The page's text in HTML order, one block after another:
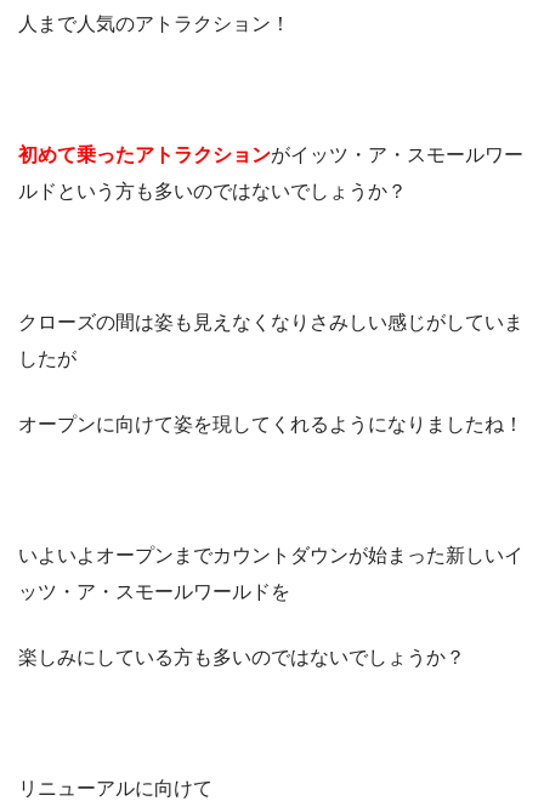
人まで人気のアトラクション！
初めて乗ったアトラクションがイッツ・ア・スモールワー
ルドという方も多いのではないでしょうか？
クローズの間は姿も見えなくなりさみしい感じがしていま
したが
オープンに向けて姿を現してくれるようになりましたね！
いよいよオープンまでカウントダウンが始まった新しいイ
ッツ・ア・スモールワールドを
楽しみにしている方も多いのではないでしょうか？
リニューアルに向けて